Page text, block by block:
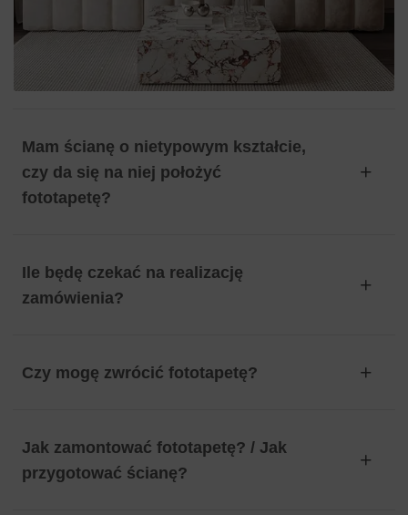
Mam ścianę o nietypowym kształcie,
czy da się na niej położyć
fototapetę?
Ile będę czekać na realizację
zamówienia?
Czy mogę zwrócić fototapetę?
Jak zamontować fototapetę? / Jak
przygotować ścianę?